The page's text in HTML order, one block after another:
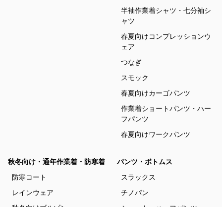
半袖作業着シャツ・七分袖シ
ャツ
春夏向けコンプレッションウ
ェア
つなぎ
スモック
春夏向けカーゴパンツ
作業着ショートパンツ・ハー
フパンツ
春夏向けワークパンツ
秋冬向け・通年作業着・防寒着
防寒コート
レインウェア
パンツ・ボトムス
スラックス
チノパン